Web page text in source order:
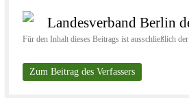
Landesverband Berlin
Für den Inhalt dieses Beitrags ist ausschließlich
Zum Beitrag des Verfassers